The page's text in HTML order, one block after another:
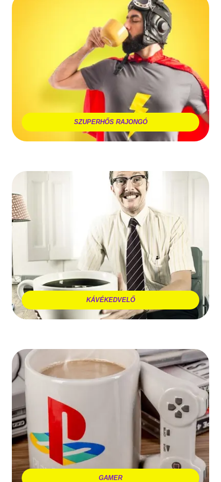
SZUPERHŐS RAJONGÓ
KÁVÉKEDVELŐ
GAMER